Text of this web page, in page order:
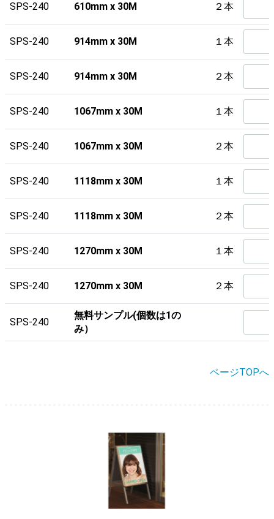
SPS-240 610mm x 30M ２本
SPS-240 914mm x 30M １本
SPS-240 914mm x 30M ２本
SPS-240 1067mm x 30M １本
SPS-240 1067mm x 30M ２本
SPS-240 1118mm x 30M １本
SPS-240 1118mm x 30M ２本
SPS-240 1270mm x 30M １本
SPS-240 1270mm x 30M ２本
SPS-240
無料サンプル(個数は1の
み）
ページTOPへ